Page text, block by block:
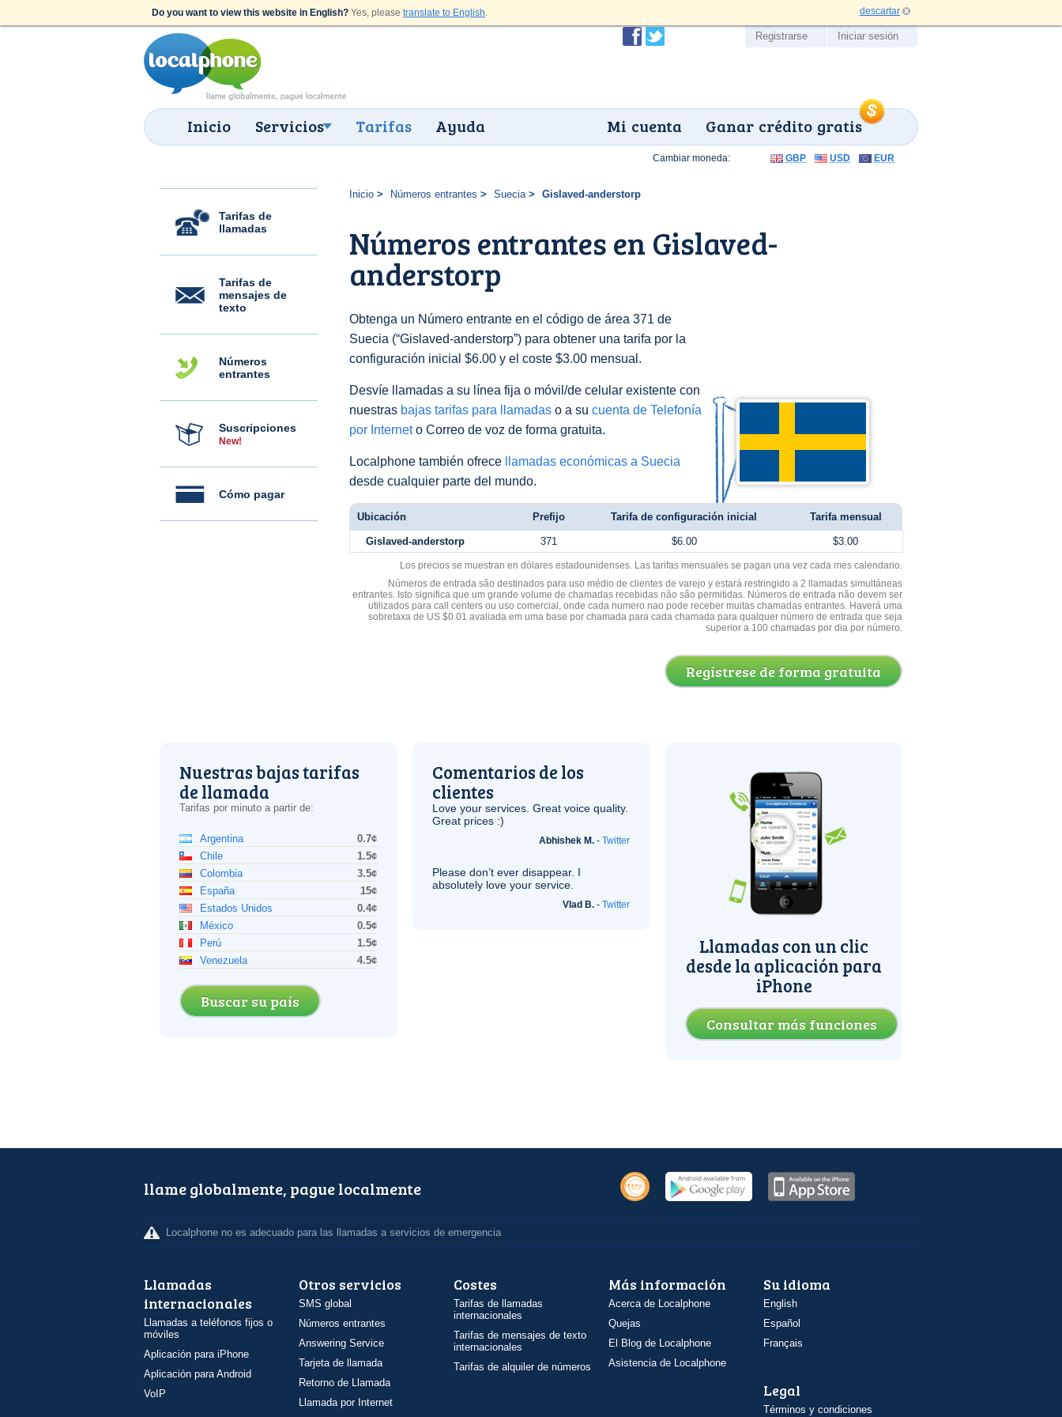
Do you want to view this website in English? Yes, please translate to English. descartar
Inicio Servicios Tarifas Ayuda Ganar crédito gratis
Mi cuenta
Registrarse Iniciar sesión
Tarifas de
llamadas
Tarifas de
mensajes de
texto
Números
entrantes
Suscripciones
New!
Cómo pagar
Inicio Números entrantes Suecia Gislaved-anderstorp
Números entrantes en Gislaved-
anderstorp
Obtenga un Número entrante en el código de área 371 de
Suecia (“Gislaved-anderstorp”) para obtener una tarifa por la
configuración inicial $6.00 y el coste $3.00 mensual.
Desvíe llamadas a su línea fija o móvil/de celular existente con
nuestras bajas tarifas para llamadas o a su cuenta de Telefonía
por Interneto Correo de voz de forma gratuita.
Localphone también ofrece
llamadas económicas a Suecia
desde cualquier parte del mundo.
Cambiar moneda: GBP USD EUR
Ubicación Prefijo Tarifa de configuración inicial Tarifa mensual
Gislaved-anderstorp 371 $6.00 $3.00
Los precios se muestran en dólares estadounidenses. Las tarifas mensuales se pagan una vez cada mes calendario.
Números de entrada são destinados para uso médio de clientes de varejo y estará restringido a 2 llamadas simultáneas
entrantes. Isto significa que um grande volume de chamadas recebidas não são permitidas. Números de entrada não devem ser
utilizados para call centers ou uso comercial, onde cada numero nao pode receber muitas chamadas entrantes. Haverá uma
sobretaxa de US $0.01 avaliada em uma base por chamada para cada chamada para qualquer número de entrada que seja
superior a 100 chamadas por dia por número.
Regístrese de forma gratuita
Nuestras bajas tarifas
de llamada
Tarifas por minuto a partir de:
Argentina
0.7¢
Chile
1.5¢
Colombia
3.5¢
España
15¢
Estados Unidos
0.4¢
México
0.5¢
Perú
1.5¢
Venezuela
4.5¢
Buscar su país
Comentarios de los
clientes
Love your services. Great voice quality.
Great prices :)
Abhishek M. - Twitter
Please don’t ever disappear. I
absolutely love your service.
Vlad B. - Twitter
Llamadas con un clic
desde la aplicación para
iPhone
Consultar más funciones
llame globalmente, pague localmente
Localphone no es adecuado para las llamadas a servicios de emergencia
Llamadas
internacionales
Llamadas a teléfonos fijos o
móviles
Aplicación para iPhone
Aplicación para Android
VoIP
Otros servicios
SMS global
Números entrantes
Answering Service
Tarjeta de llamada
Retorno de Llamada
Llamada por Internet
Costes
Tarifas de llamadas
internacionales
Tarifas de mensajes de texto
internacionales
Tarifas de alquiler de números
Más información
Acerca de Localphone
Quejas
El Blog de Localphone
Asistencia de Localphone
Su idioma
English
Español
Français
Legal
Términos y condiciones